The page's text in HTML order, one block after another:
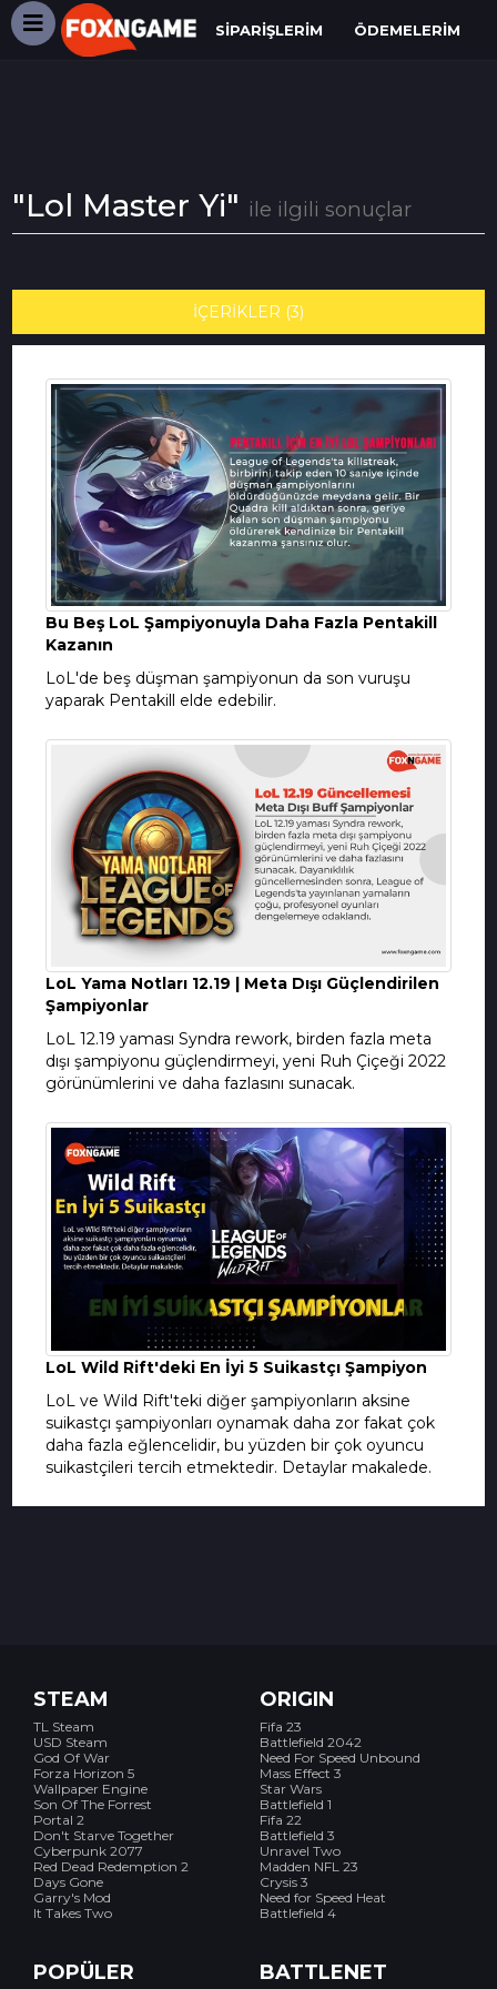
SIPARIŞLERIM ÖDEMELERIM
"Lol Master Yi" ile ilgili sonuçlar
İÇERİKLER (3)
Bu Beş LoL Şampiyonuyla Daha Fazla Pentakill
Kazanın
LoL'de beş düşman şampiyonun da son vuruşu
yaparak Pentakill elde edebilir.
LoL Yama Notları 12.19 | Meta Dışı Güçlendirilen
Şampiyonlar
LoL 12.19 yaması Syndra rework, birden fazla meta
dışı şampiyonu güçlendirmeyi, yeni Ruh Çiçeği 2022
görünümlerini ve daha fazlasını sunacak.
LoL Wild Rift'deki En İyi 5 Suikastçı Şampiyon
LoL ve Wild Rift'teki diğer şampiyonların aksine
suikastçı şampiyonları oynamak daha zor fakat çok
daha fazla eğlencelidir, bu yüzden bir çok oyuncu
suikastçileri tercih etmektedir. Detaylar makalede.
STEAM
TL Steam
USD Steam
God Of War
Forza Horizon 5
Wallpaper Engine
Son Of The Forrest
Portal 2
Don't Starve Together
Cyberpunk 2077
Red Dead Redemption 2
Days Gone
Garry's Mod
It Takes Two
ORIGIN
Fifa 23
Battlefield 2042
Need For Speed Unbound
Mass Effect 3
Star Wars
Battlefield 1
Fifa 22
Battlefield 3
Unravel Two
Madden NFL 23
Crysis 3
Need for Speed Heat
Battlefield 4
POPÜLER BATTLENET